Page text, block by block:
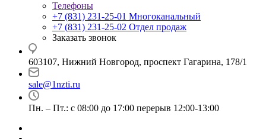
Телефоны
+7 (831) 231-25-01 Многоканальный
+7 (831) 231-25-02 Отдел продаж
Заказать звонок
603107, Нижний Новгород, проспект Гагарина, 178/1
sale@1nzti.ru
Пн. – Пт.: с 08:00 до 17:00 перерыв 12:00-13:00